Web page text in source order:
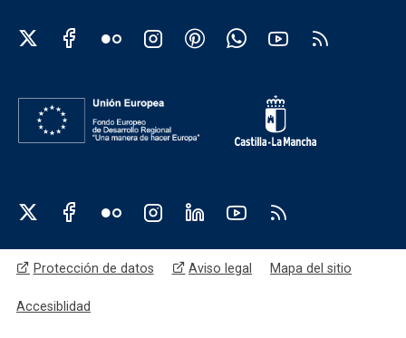
Redes sociales institución
Redes sociales JCCM
Menú legal
Protección de datos Aviso legal Mapa del sitio
Accesiblidad